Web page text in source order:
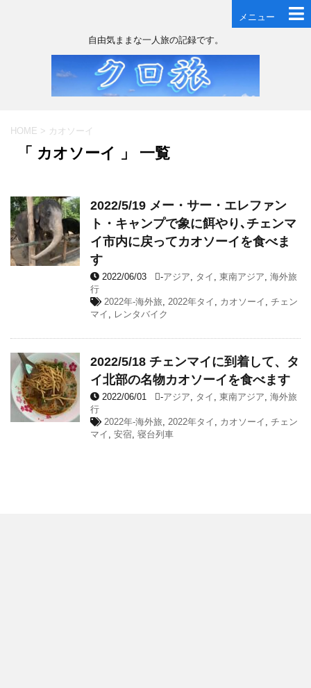
メニュー
自由気ままな一人旅の記録です。
HOME > カオソーイ
「 カオソーイ 」 一覧
2022/5/19 メー・サー・エレファン
ト・キャンプで象に餌やり､チェンマ
イ市内に戻ってカオソーイを食べま
す
2022/06/03 -アジア, タイ , 東南アジア, 海外旅
行
2022年-海外旅, 2022年タイ , カオソーイ , チェン
マイ , レンタバイク
2022/5/18 チェンマイに到着して、タ
イ北部の名物カオソーイを食べます
2022/06/01 -アジア, タイ , 東南アジア, 海外旅
行
2022年-海外旅, 2022年タイ , カオソーイ , チェン
マイ , 安宿, 寝台列車